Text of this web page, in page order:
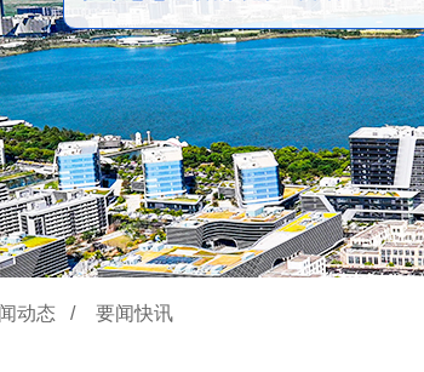
动态 / 要闻快讯